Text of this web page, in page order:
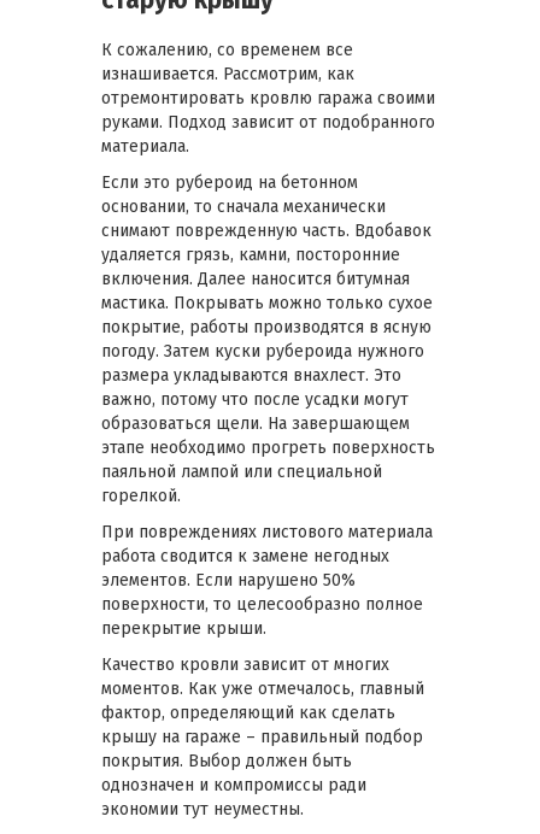
К сожалению, со временем все
изнашивается. Рассмотрим, как
отремонтировать кровлю гаража своими
руками. Подход зависит от подобранного
материала.
Если это рубероид на бетонном
основании, то сначала механически
снимают поврежденную часть. Вдобавок
удаляется грязь, камни, посторонние
включения. Далее наносится битумная
мастика. Покрывать можно только сухое
покрытие, работы производятся в ясную
погоду. Затем куски рубероида нужного
размера укладываются внахлест. Это
важно, потому что после усадки могут
образоваться щели. На завершающем
этапе необходимо прогреть поверхность
паяльной лампой или специальной
горелкой.
При повреждениях листового материала
работа сводится к замене негодных
элементов. Если нарушено 50%
поверхности, то целесообразно полное
перекрытие крыши.
Качество кровли зависит от многих
моментов. Как уже отмечалось, главный
фактор, определяющий как сделать
крышу на гараже – правильный подбор
покрытия. Выбор должен быть
однозначен и компромиссы ради
экономии тут неуместны.